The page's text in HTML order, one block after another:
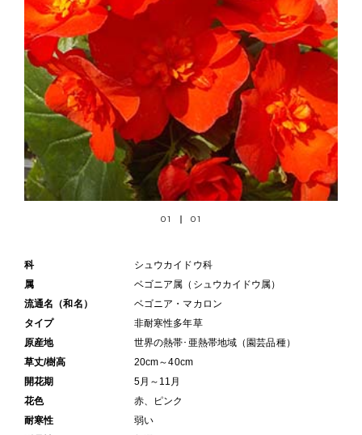
01 01
科
シュウカイドウ科
属
ベゴニア属（シュウカイドウ属）
流通名（和名）
ベゴニア・マカロン
タイプ
非耐寒性多年草
原産地
世界の熱帯･亜熱帯地域（園芸品種）
草丈/樹高
20cm～40cm
開花期
5月～11月
花色
赤、ピンク
耐寒性
弱い